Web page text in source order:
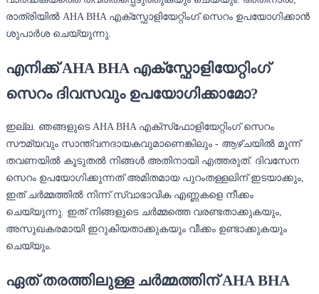
രാത്രിയിൽ AHA BHA എക്സ്ഫോളിയേറ്റിംഗ് സെറം ഉപയോഗിക്കാൻ
ശുപാർശ ചെയ്യുന്നു.
എനിക്ക് AHA BHA എക്സ്ഫോളിയേറ്റിംഗ്
സെറം ദിവസവും ഉപയോഗിക്കാമോ?
ഇല്ല. ഞങ്ങളുടെ AHA BHA എക്‌സ്‌ഫോളിയേറ്റിംഗ് സെറം
സൗമ്യവും സാന്ത്വനദായകവുമാണെങ്കിലും - ആഴ്‌ചയിൽ മൂന്ന്
തവണയിൽ കൂടുതൽ നിങ്ങൾ അതിനായി എത്തരുത്. ദിവസേന
സെറം ഉപയോഗിക്കുന്നത് അമിതമായ പുറംതള്ളലിന് ഇടയാക്കും,
ഇത് ചർമ്മത്തിൽ നിന്ന് സ്വാഭാവിക എണ്ണകളെ നീക്കം
ചെയ്യുന്നു. ഇത് നിങ്ങളുടെ ചർമ്മത്തെ വരണ്ടതാക്കുകയും,
അസുഖകരമായി ഇറുകിയതാക്കുകയും വീക്കം ഉണ്ടാക്കുകയും
ചെയ്യും.
ഏത് തരത്തിലുള്ള ചർമ്മത്തിന് AHA BHA